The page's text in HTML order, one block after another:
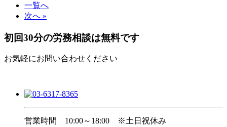
一覧へ
次へ »
初回30分の労務相談は無料です
お気軽にお問い合わせください
営業時間 10:00～18:00 ※土日祝休み